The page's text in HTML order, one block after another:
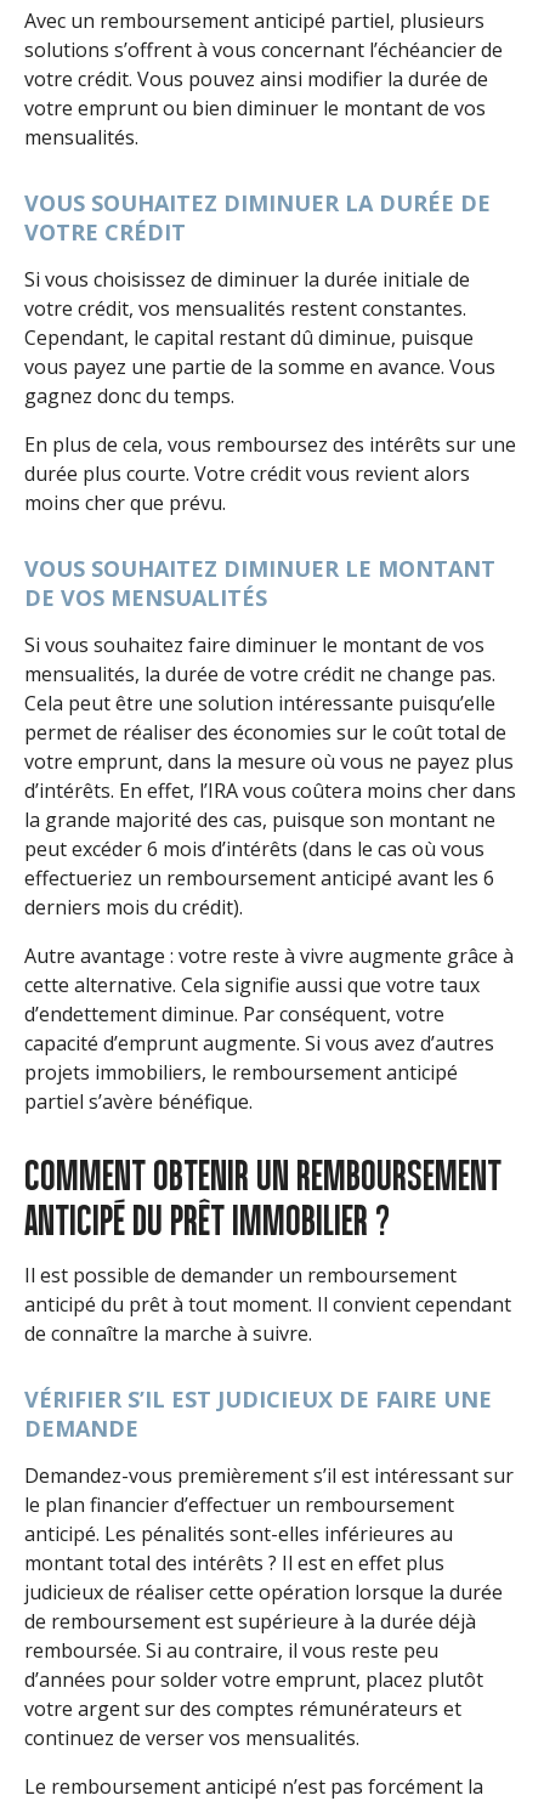
Avec un remboursement anticipé partiel, plusieurs
solutions s’offrent à vous concernant l’échéancier de
votre crédit. Vous pouvez ainsi modifier la durée de
votre emprunt ou bien diminuer le montant de vos
mensualités.
VOUS SOUHAITEZ DIMINUER LA DURÉE DE
VOTRE CRÉDIT
Si vous choisissez de diminuer la durée initiale de
votre crédit, vos mensualités restent constantes.
Cependant, le capital restant dû diminue, puisque
vous payez une partie de la somme en avance. Vous
gagnez donc du temps.
En plus de cela, vous remboursez des intérêts sur une
durée plus courte. Votre crédit vous revient alors
moins cher que prévu.
VOUS SOUHAITEZ DIMINUER LE MONTANT
DE VOS MENSUALITÉS
Si vous souhaitez faire diminuer le montant de vos
mensualités, la durée de votre crédit ne change pas.
Cela peut être une solution intéressante puisqu’elle
permet de réaliser des économies sur le coût total de
votre emprunt, dans la mesure où vous ne payez plus
d’intérêts. En effet, l’IRA vous coûtera moins cher dans
la grande majorité des cas, puisque son montant ne
peut excéder 6 mois d’intérêts (dans le cas où vous
effectueriez un remboursement anticipé avant les 6
derniers mois du crédit).
Autre avantage : votre reste à vivre augmente grâce à
cette alternative. Cela signifie aussi que votre taux
d’endettement diminue. Par conséquent, votre
capacité d’emprunt augmente. Si vous avez d’autres
projets immobiliers, le remboursement anticipé
partiel s’avère bénéfique.
COMMENT OBTENIR UN REMBOURSEMENT
ANTICIPÉ DU PRÊT IMMOBILIER ?
Il est possible de demander un remboursement
anticipé du prêt à tout moment. Il convient cependant
de connaître la marche à suivre.
VÉRIFIER S’IL EST JUDICIEUX DE FAIRE UNE
DEMANDE
Demandez-vous premièrement s’il est intéressant sur
le plan financier d’effectuer un remboursement
anticipé. Les pénalités sont-elles inférieures au
montant total des intérêts ? Il est en effet plus
judicieux de réaliser cette opération lorsque la durée
de remboursement est supérieure à la durée déjà
remboursée. Si au contraire, il vous reste peu
d’années pour solder votre emprunt, placez plutôt
votre argent sur des comptes rémunérateurs et
continuez de verser vos mensualités.
Le remboursement anticipé n’est pas forcément la